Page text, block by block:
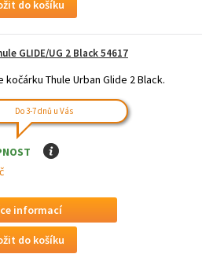
GLIDE/UG 2 Black 54617
kočárku Thule Urban Glide 2 Black.
Do 3-7 dnů u Vás
I
informací